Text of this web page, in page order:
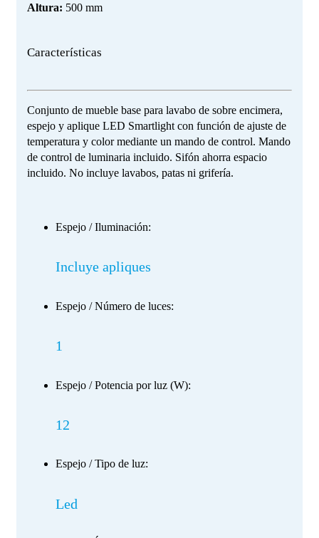
Altura: 500 mm
Características
Conjunto de mueble base para lavabo de sobre encimera,
espejo y aplique LED Smartlight con función de ajuste de
temperatura y color mediante un mando de control. Mando
de control de luminaria incluido. Sifón ahorra espacio
incluido. No incluye lavabos, patas ni grifería.
Espejo / Iluminación:
Incluye apliques
Espejo / Número de luces:
1
Espejo / Potencia por luz (W):
12
Espejo / Tipo de luz:
Led